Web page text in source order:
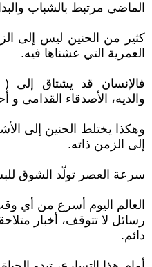
الماضي مرتبط بالشباب
كثير من الحنين ليس إلى
العمرية التي عشناها فيه.
فالإنسان قد يشتاق إلى
والديه، الأصدقاء القدامى و
وهكذا يختلط الحنين إلى
إلى الزمن ذاته.
سرعة العصر تولّد الشوق
العالم اليوم أسرع من أي
رسائل لا تتوقف، أخبار
دائم.